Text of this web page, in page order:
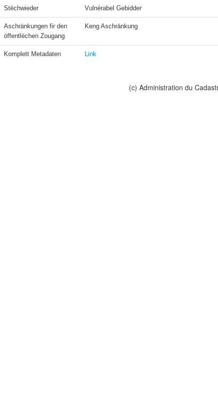
Stëchwieder Vulnérabel Gebidder
Aschränkungen fir den
öffentlëchen Zougang
Keng Aschränkung
Komplett Metadaten Link
(c) Administration du